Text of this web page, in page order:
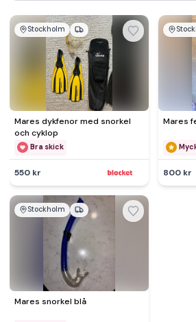
Stockholm
Mares dykfenor med snorkel
och cyklop
Bra skick
550 kr
Mares
800 kr
Stockholm
Mares snorkel blå